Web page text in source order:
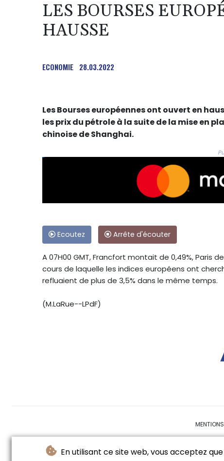
En utilisant ce site web, vous acceptez
LES BOURSES
HAUSSE
ECONOMIE 28.03.2022
Les Bourses européennes ont ouvert en
les prix du pétrole à la suite de la mise en
chinoise de Shanghai.
Ecoutez Arrête d'écouter
A 07H00 GMT, Francfort montait de 0,49%, Paris
cours de laquelle les indices européens ont
refluaient de plus de 3,5% dans le même temps.
(M.LaRue--LPdF)